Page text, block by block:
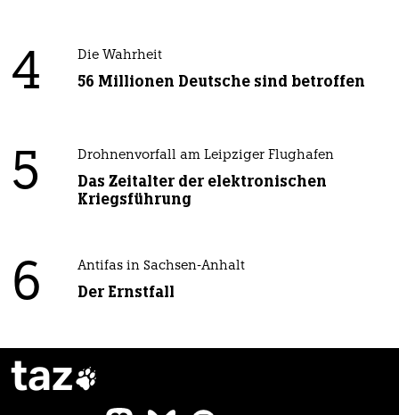
4 Die Wahrheit
56 Millionen Deutsche sind betroffen
5 Drohnenvorfall am Leipziger Flughafen
Das Zeitalter der elektronischen
Kriegsführung
6 Antifas in Sachsen-Anhalt
Der Ernstfall
taz